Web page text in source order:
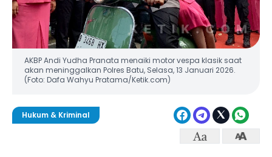
AKBP Andi Yudha Pranata menaiki motor vespa klasik saat
akan meninggalkan Polres Batu, Selasa, 13 Januari 2026.
(Foto: Dafa Wahyu Pratama/Ketik.com)
Hukum & Kriminal